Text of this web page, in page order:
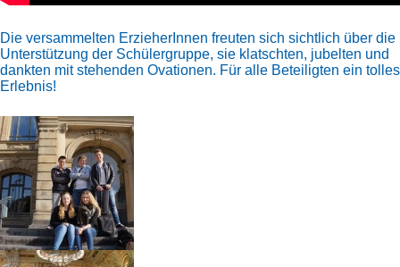
Die versammelten ErzieherInnen freuten sich sichtlich über die
Unterstützung der Schülergruppe, sie klatschten, jubelten und
dankten mit stehenden Ovationen. Für alle Beteiligten ein tolles
Erlebnis!